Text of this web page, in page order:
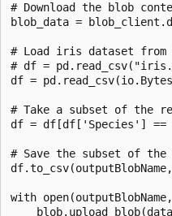
# Download the blob
blob_data =
# Load iris dataset from
# df =
df =
# Take a subset of the
df = df[df['Species'] ==
# Save the subset of
with